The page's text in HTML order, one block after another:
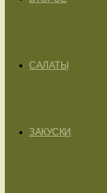
САЛАТЫ
ЗАКУСКИ